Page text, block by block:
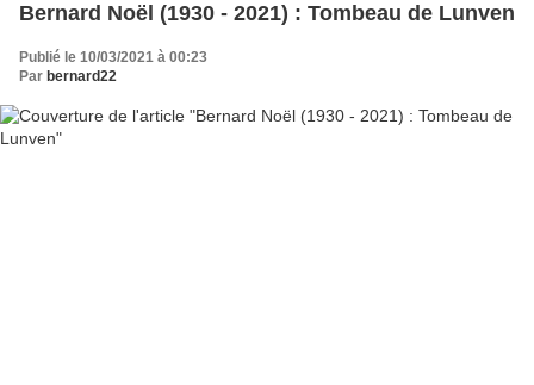
Bernard Noël (1930 - 2021) : Tombeau de Lunven
Publié le 10/03/2021 à 00:23
Par bernard22